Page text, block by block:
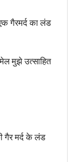
गैरमर्द का लंड
मुझे उत्साहित
गैर मर्द के लंड